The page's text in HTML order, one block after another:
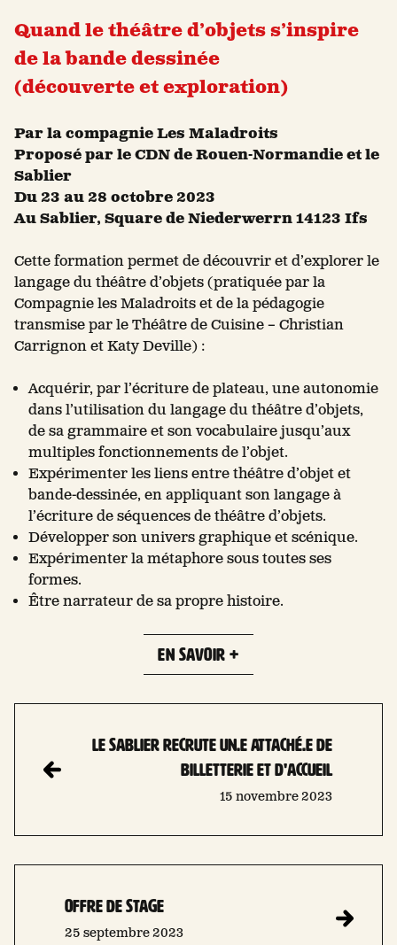
Quand le théâtre d’objets s’inspire
de la bande dessinée
(découverte et exploration)
Par la compagnie Les Maladroits
Proposé par le CDN de Rouen-Normandie et le
Sablier
Du 23 au 28 octobre 2023
Au Sablier, Square de Niederwerrn 14123 Ifs
Cette formation permet de découvrir et d’explorer le
langage du théâtre d’objets (pratiquée par la
Compagnie les Maladroits et de la pédagogie
transmise par le Théâtre de Cuisine – Christian
Carrignon et Katy Deville) :
Acquérir, par l’écriture de plateau, une autonomie
dans l’utilisation du langage du théâtre d’objets,
de sa grammaire et son vocabulaire jusqu’aux
multiples fonctionnements de l’objet.
Expérimenter les liens entre théâtre d’objet et
bande-dessinée, en appliquant son langage à
l’écriture de séquences de théâtre d’objets.
Développer son univers graphique et scénique.
Expérimenter la métaphore sous toutes ses
formes.
Être narrateur de sa propre histoire.
EN SAVOIR +
LE SABLIER RECRUTE un.e attaché.e de
billetterie et d'accueil
15 novembre 2023
OFFRE DE STAGE
25 septembre 2023